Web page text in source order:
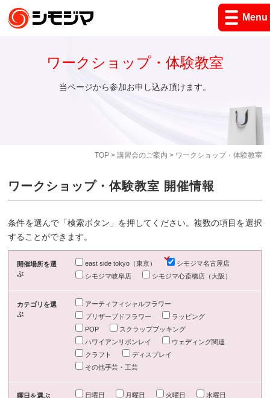
Menu
TOP> 講習会のご案内 > ワークショップ・体験教室
ワークショップ・体験教室
当ページから参加お申し込み頂けます。
ワークショップ・体験教室 開催情報
条件を選んで「検索ボタン」を押してください。複数の項目を選択
することができます。
開催場所を選
ぶ
east side tokyo（東京）
シモジマ名古屋店
シモジマ岐阜店
シモジマ心斎橋店（大阪）
カテゴリを選
ぶ
アーティフィシャルフラワー
プリザーブドフラワー
ラッピング
POP
スクラップブッキング
ハワイアンリボンレイ
ウェディング関連
クラフト
ディスプレイ
その他手芸・工芸
曜日を選ぶ 日曜日 月曜日 火曜日
水曜日